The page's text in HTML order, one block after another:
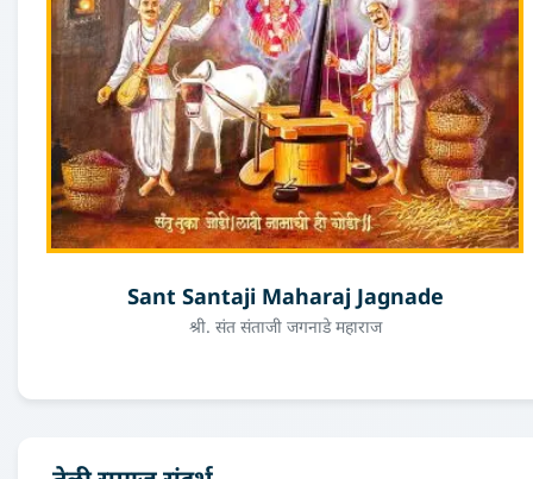
Sant Santaji Maharaj Jagnade
श्री. संत संताजी जगनाडे महाराज